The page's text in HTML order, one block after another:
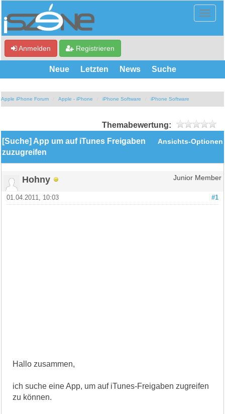
Anmelden Registrieren
Neue Letzten News Suche
Apple iPhone Forum Apple - iPhone iPhone Software iPhone Software
Themabewertung:
Ansichts-Optionen
[Suche] App um auf iTunes Freigaben
zuzugreifen
Hohny Junior Member
#1
01.04.2011, 10:03
Hallo zusammen,
ich suche eine App, um auf iTunes-Freigaben zugreifen
zu können.